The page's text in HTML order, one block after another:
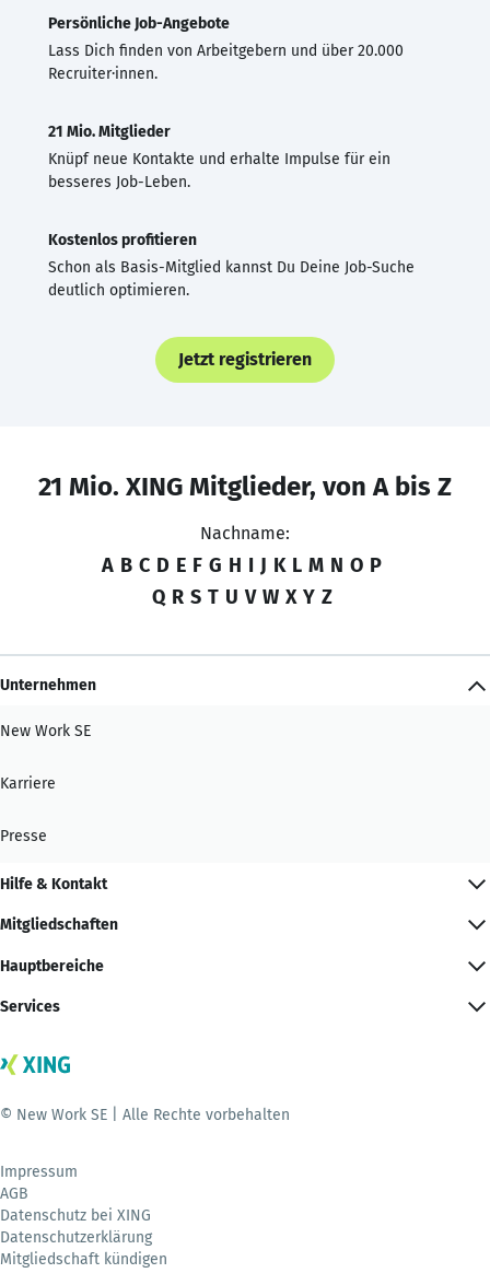
Persönliche Job-Angebote
Lass Dich finden von Arbeitgebern und über 20.000
Recruiter·innen.
21 Mio. Mitglieder
Knüpf neue Kontakte und erhalte Impulse für ein
besseres Job-Leben.
Kostenlos profitieren
Schon als Basis-Mitglied kannst Du Deine Job-Suche
deutlich optimieren.
Jetzt registrieren
21 Mio. XING Mitglieder, von A bis Z
Nachname:
A B C D E F G H I J K L M N O P
Q R S T U V W X Y Z
Unternehmen
New Work SE
Karriere
Presse
Hilfe & Kontakt
Mitgliedschaften
Hauptbereiche
Services
© New Work SE | Alle Rechte vorbehalten
Impressum
AGB
Datenschutz bei XING
Datenschutzerklärung
Mitgliedschaft kündigen